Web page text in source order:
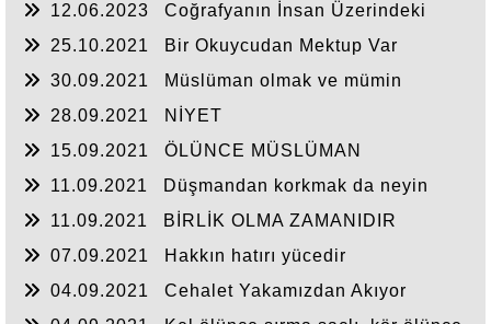
12.06.2023
Coğrafyanın İnsan Üzerindeki
25.10.2021
Bir Okuycudan Mektup Var
30.09.2021
Müslüman olmak ve mümin
28.09.2021
NİYET
15.09.2021
ÖLÜNCE MÜSLÜMAN
11.09.2021
Düşmandan korkmak da neyin
11.09.2021
BİRLİK OLMA ZAMANIDIR
07.09.2021
Hakkın hatırı yücedir
04.09.2021
Cehalet Yakamızdan Akıyor